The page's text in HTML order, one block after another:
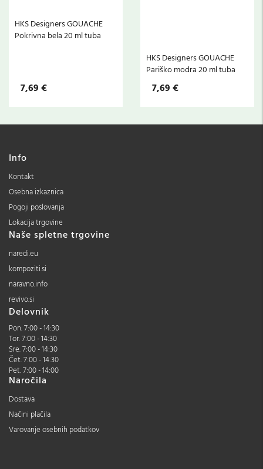
HKS Designers GOUACHE
Pokrivna bela 20 ml tuba
7,69 €
HKS Designers GOUACHE
Pariško modra 20 ml tuba
7,69 €
Info
Kontakt
Osebna izkaznica
Pogoji poslovanja
Lokacija trgovine
Naše spletne trgovine
naredi.eu
kompoziti.si
naravno.info
revivo.si
Delovnik
Pon. 7:00 - 14:30
Tor. 7:00 - 14:30
Sre. 7:00 - 14:30
Čet. 7:00 - 14:30
Pet. 7:00 - 14:00
Naročila
Dostava
Načini plačila
Varovanje osebnih podatkov